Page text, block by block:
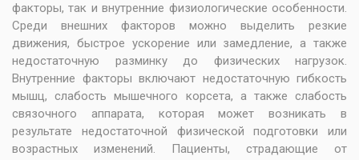
факторы, так и внутренние физиологические особенности.
Среди внешних факторов можно выделить резкие
движения, быстрое ускорение или замедление, а также
недостаточную разминку до физических нагрузок.
Внутренние факторы включают недостаточную гибкость
мышц, слабость мышечного корсета, а также слабость
связочного аппарата, которая может возникать в
результате недостаточной физической подготовки или
возрастных изменений. Пациенты, страдающие от